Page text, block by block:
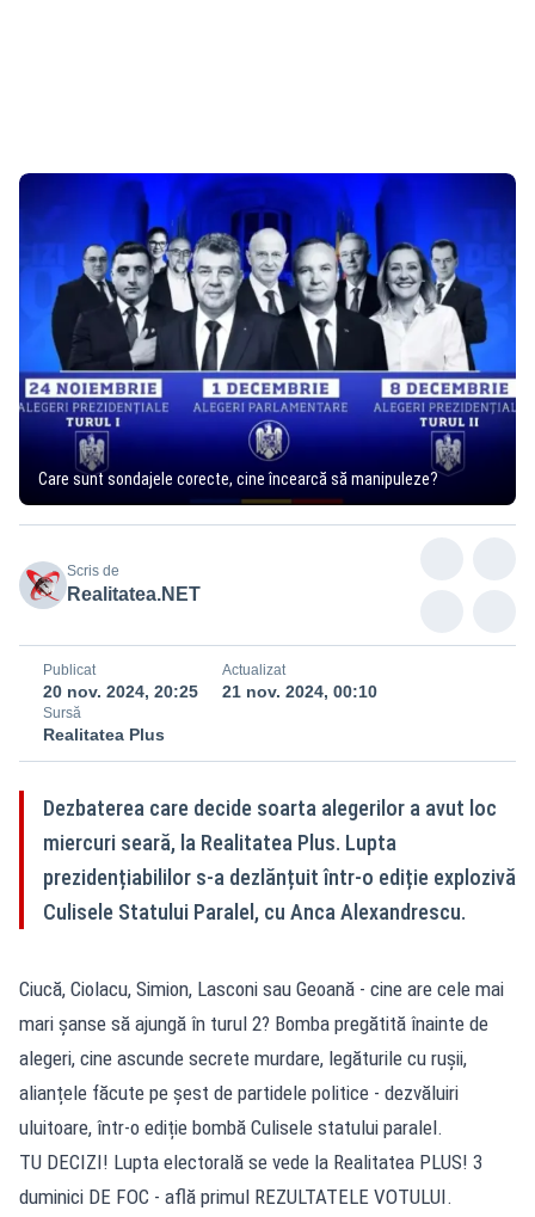
Care sunt sondajele corecte, cine încearcă să manipuleze?
Scris de
Realitatea.NET
Publicat
20 nov. 2024, 20:25
Actualizat
21 nov. 2024, 00:10
Sursă
Realitatea Plus
Dezbaterea care decide soarta alegerilor a avut loc
miercuri seară, la Realitatea Plus. Lupta
prezidențiabililor s-a dezlănțuit într-o ediție explozivă
Culisele Statului Paralel, cu Anca Alexandrescu.
Ciucă, Ciolacu, Simion, Lasconi sau Geoană - cine are cele mai
mari șanse să ajungă în turul 2? Bomba pregătită înainte de
alegeri, cine ascunde secrete murdare, legăturile cu rușii,
alianțele făcute pe șest de partidele politice - dezvăluiri
uluitoare, într-o ediție bombă Culisele statului paralel.
TU DECIZI! Lupta electorală se vede la Realitatea PLUS! 3
duminici DE FOC - află primul REZULTATELE VOTULUI.